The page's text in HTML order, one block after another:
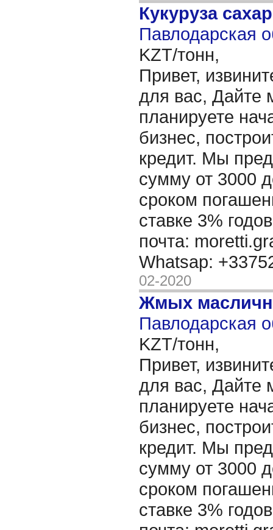
Кукуруза
Павлодарская
KZT/тонн,
Привет,
для вас, Дайте
планируете
бизнес,
кредит. Мы
сумму от 3000
сроком
ставке 3%
почта:
Whatsap:
02-2020
Жмых
Павлодарская
KZT/тонн,
Привет,
для вас, Дайте
планируете
бизнес,
кредит. Мы
сумму от 3000
сроком
ставке 3%